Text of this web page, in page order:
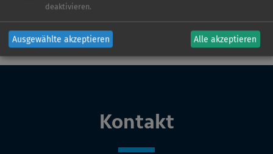
Kontakt
deaktivieren.
Ausgewählte akzeptieren Alle akzeptieren